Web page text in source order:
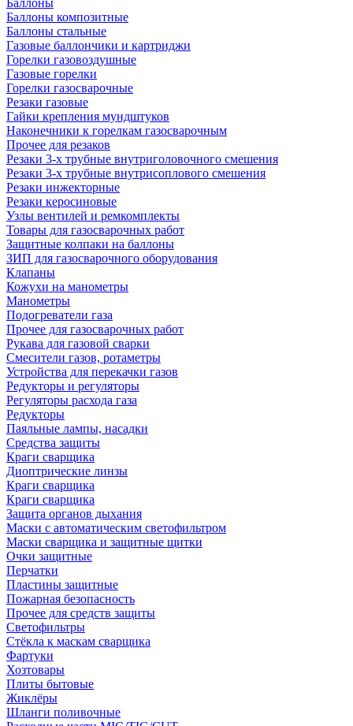
Баллоны
Баллоны композитные
Баллоны стальные
Газовые баллончики и картриджи
Горелки газовоздушные
Газовые горелки
Горелки газосварочные
Резаки газовые
Гайки крепления мундштуков
Наконечники к горелкам газосварочным
Прочее для резаков
Резаки 3-х трубные внутриголовочного смешения
Резаки 3-х трубные внутрисоплового смешения
Резаки инжекторные
Резаки керосиновые
Узлы вентилей и ремкомплекты
Товары для газосварочных работ
Защитные колпаки на баллоны
ЗИП для газосварочного оборудования
Клапаны
Кожухи на манометры
Манометры
Подогреватели газа
Прочее для газосварочных работ
Рукава для газовой сварки
Смесители газов, ротаметры
Устройства для перекачки газов
Редукторы и регуляторы
Регуляторы расхода газа
Редукторы
Паяльные лампы, насадки
Средства защиты
Краги сварщика
Диоптрические линзы
Краги сварщика
Краги сварщика
Защита органов дыхания
Маски с автоматическим светофильтром
Маски сварщика и защитные щитки
Очки защитные
Перчатки
Пластины защитные
Пожарная безопасность
Прочее для средств защиты
Светофильтры
Стёкла к маскам сварщика
Фартуки
Хозтовары
Плиты бытовые
Жиклёры
Шланги поливочные